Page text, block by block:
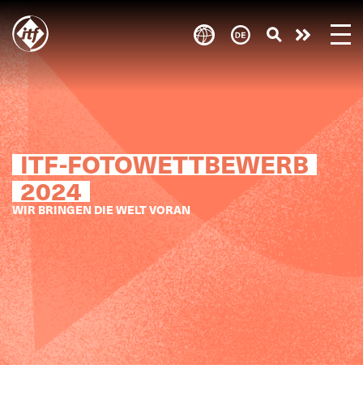
Skip
to
main
content
ITF-FOTOWETTBEWERB
2024
WIR BRINGEN DIE WELT VORAN
euch!